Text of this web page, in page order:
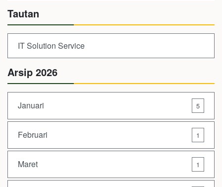
Tautan
IT Solution Service
Arsip 2026
Januari 5
Februari 1
Maret 1